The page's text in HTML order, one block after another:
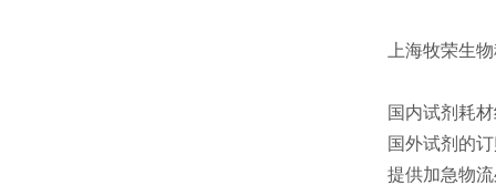
上海牧荣生
国内试剂耗
国外试剂的
提供加急物